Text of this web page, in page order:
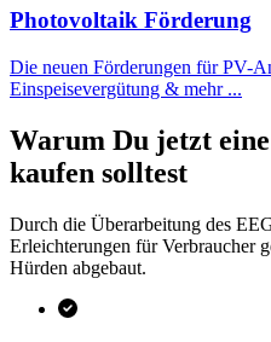
Photovoltaik Förderung
Die neuen Förderungen für PV-
Einspeisevergütung & mehr ...
Warum Du jetzt
kaufen solltest
Durch die Überarbeitung des
Erleichterungen für Verbraucher
Hürden abgebaut.